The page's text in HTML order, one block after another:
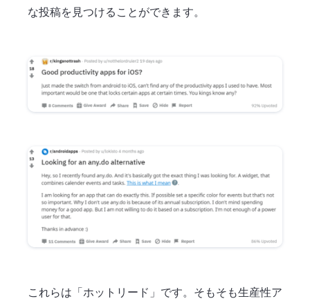
な投稿を見つけることができます。
これらは「ホットリード」です。そもそも生産性ア